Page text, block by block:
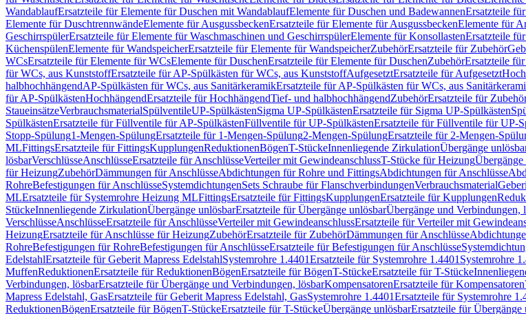
WandablaufErsatzteile für Elemente für Duschen mit WandablaufElemente für Duschen und BadewannenErsatzteile
Elemente für DuschtrennwändeElemente für AusgussbeckenErsatzteile für Elemente für AusgussbeckenElemente für
GeschirrspülerErsatzteile für Elemente für Waschmaschinen und GeschirrspülerElemente für KonsollastenErsatzteile
KüchenspülenElemente für WandspeicherErsatzteile für Elemente für WandspeicherZubehörErsatzteile für Zubehör
WCsErsatzteile für Elemente für WCsElemente für DuschenErsatzteile für Elemente für DuschenZubehörErsatzteile
für WCs, aus KunststoffErsatzteile für AP-Spülkästen für WCs, aus KunststoffAufgesetztErsatzteile für Aufgesetzt
halbhochhängendAP-Spülkästen für WCs, aus SanitärkeramikErsatzteile für AP-Spülkästen für WCs, aus
für AP-SpülkästenHochhängendErsatzteile für HochhängendTief- und halbhochhängendZubehörErsatzteile für
StaueinsätzeVerbrauchsmaterialSpülventileUP-SpülkästenSigma UP-SpülkästenErsatzteile für Sigma UP-Spülkästen
SpülkästenErsatzteile für Füllventile für AP-SpülkästenFüllventile für UP-SpülkästenErsatzteile für Füllventile für UP-
Stopp-Spülung1-Mengen-SpülungErsatzteile für 1-Mengen-Spülung2-Mengen-SpülungErsatzteile für 2-Mengen-
MLFittingsErsatzteile für FittingsKupplungenReduktionenBögenT-StückeInnenliegende ZirkulationÜbergänge
lösbarVerschlüsseAnschlüsseErsatzteile für AnschlüsseVerteiler mit GewindeanschlussT-Stücke für Heizung
für HeizungZubehörDämmungen für AnschlüsseAbdichtungen für Rohre und FittingsAbdichtungen für Anschlüsse
RohreBefestigungen für AnschlüsseSystemdichtungenSets Schraube für FlanschverbindungenVerbrauchsmaterial
MLErsatzteile für Systemrohre Heizung MLFittingsErsatzteile für FittingsKupplungenErsatzteile für Kupplungen
StückeInnenliegende ZirkulationÜbergänge unlösbarErsatzteile für Übergänge unlösbarÜbergänge und Verbindungen,
VerschlüsseAnschlüsseErsatzteile für AnschlüsseVerteiler mit GewindeanschlussErsatzteile für Verteiler mit
HeizungErsatzteile für Anschlüsse für HeizungZubehörErsatzteile für ZubehörDämmungen für Anschlüsse
RohreBefestigungen für RohreBefestigungen für AnschlüsseErsatzteile für Befestigungen für Anschlüsse
EdelstahlErsatzteile für Geberit Mapress EdelstahlSystemrohre 1.4401Ersatzteile für Systemrohre 1.4401 Systemrohre
MuffenReduktionenErsatzteile für ReduktionenBögenErsatzteile für BögenT-StückeErsatzteile für T-Stücke
Verbindungen, lösbarErsatzteile für Übergänge und Verbindungen, lösbarKompensatorenErsatzteile für Kompensatoren
Mapress Edelstahl, GasErsatzteile für Geberit Mapress Edelstahl, GasSystemrohre 1.4401Ersatzteile für Systemrohre
ReduktionenBögenErsatzteile für BögenT-StückeErsatzteile für T-StückeÜbergänge unlösbarErsatzteile für Übergänge